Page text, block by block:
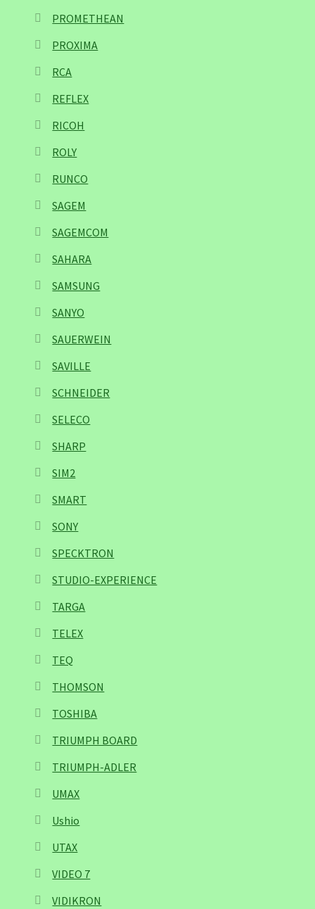
PROMETHEAN
PROXIMA
RCA
REFLEX
RICOH
ROLY
RUNCO
SAGEM
SAGEMCOM
SAHARA
SAMSUNG
SANYO
SAUERWEIN
SAVILLE
SCHNEIDER
SELECO
SHARP
SIM2
SMART
SONY
SPECKTRON
STUDIO-EXPERIENCE
TARGA
TELEX
TEQ
THOMSON
TOSHIBA
TRIUMPH BOARD
TRIUMPH-ADLER
UMAX
Ushio
UTAX
VIDEO 7
VIDIKRON